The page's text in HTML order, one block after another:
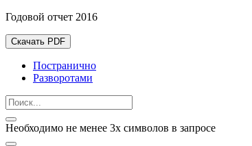
Годовой отчет 2016
Скачать PDF
Постранично
Разворотами
Необходимо не менее 3х символов в запросе